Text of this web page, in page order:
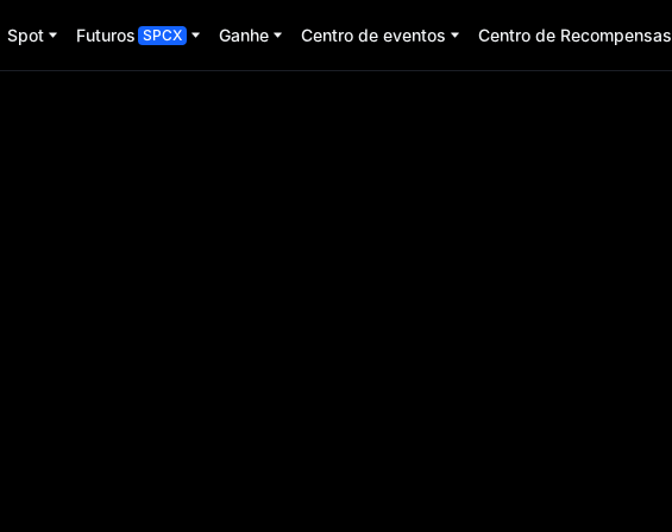
Spot Futuros SPCX Ganhe Centro de eventos Centro de Recompensas